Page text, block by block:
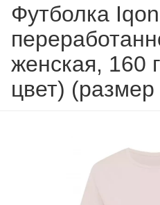
Футболка
женская, 160
цвет) (размер